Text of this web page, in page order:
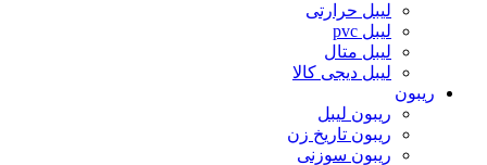
لیبل حرارتی
لیبل pvc
لیبل متال
لیبل دیجی کالا
ریبون
ریبون لیبل
ریبون تاریخ زن
ریبون سوزنی